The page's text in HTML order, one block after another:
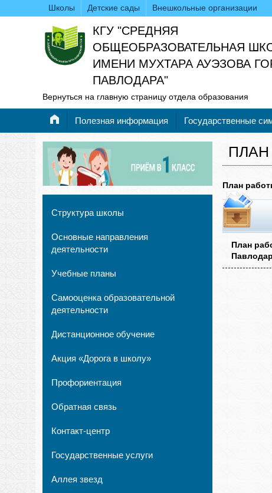
Школы Детские сады Внешкольные организации
КГУ "СРЕДНЯЯ
ОБЩЕОБРАЗОВАТЕЛЬНАЯ
ИМЕНИ МУХТАРА АУЭЗОВА
ПАВЛОДАРА"
Вернуться на главную страницу отдела образования
Полезная информация Государственные
Структура школы
Основные направления
деятельности
Учебные планы
Самооценка образовательной
деятельности
Дистанционное обучение
Акция «Дорога в школу»
Профориентация
Обратная связь
Контакт-центр
Государственные услуги
Аллея звезд
План
План